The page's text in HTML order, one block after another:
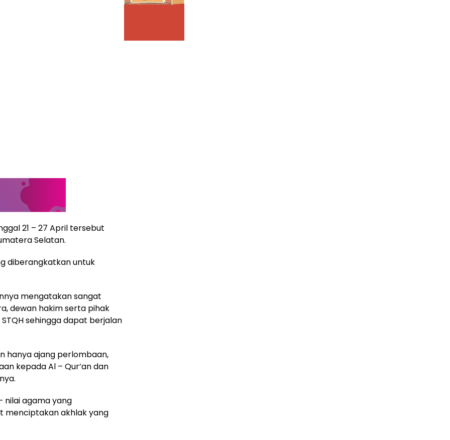
21 – 27 April tersebut
Selatan.
diberangkatkan untuk
mengatakan sangat
dewan hakim serta pihak
sehingga dapat berjalan
hanya ajang perlombaan,
kepada Al – Qur’an dan
nilai agama yang
menciptakan akhlak yang